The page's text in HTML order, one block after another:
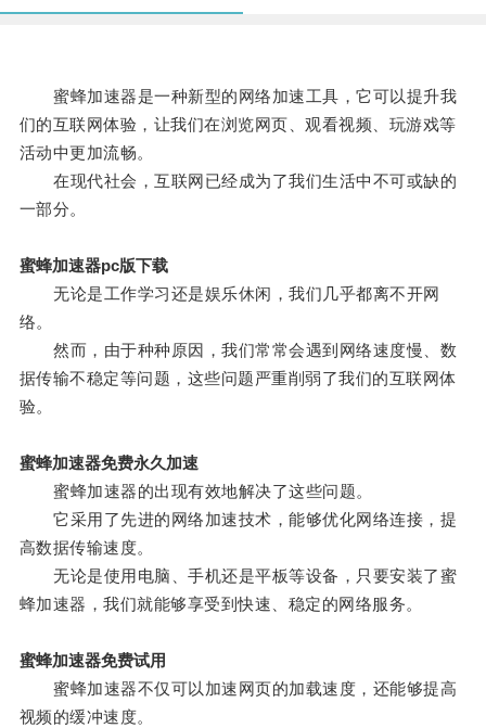
蜜蜂加速器是一种新型的网络加速工具，它可以提升我
们的互联网体验，让我们在浏览网页、观看视频、玩游戏等
活动中更加流畅。
在现代社会，互联网已经成为了我们生活中不可或缺的
一部分。
蜜蜂加速器pc版下载
无论是工作学习还是娱乐休闲，我们几乎都离不开网
络。
然而，由于种种原因，我们常常会遇到网络速度慢、数
据传输不稳定等问题，这些问题严重削弱了我们的互联网体
验。
蜜蜂加速器免费永久加速
蜜蜂加速器的出现有效地解决了这些问题。
它采用了先进的网络加速技术，能够优化网络连接，提
高数据传输速度。
无论是使用电脑、手机还是平板等设备，只要安装了蜜
蜂加速器，我们就能够享受到快速、稳定的网络服务。
蜜蜂加速器免费试用
蜜蜂加速器不仅可以加速网页的加载速度，还能够提高
视频的缓冲速度。